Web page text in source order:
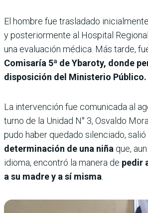
El hombre fue trasladado
y posteriormente al Hospital
una evaluación médica. Más tarde,
Comisaría 5ª de Ybaroty, donde
disposición del Ministerio Público.
La intervención fue comunicada al
turno de la Unidad N° 3, Osvaldo
pudo haber quedado silenciado, salió
determinación de una niña que,
idioma, encontró la manera de pedir
a su madre y a sí misma